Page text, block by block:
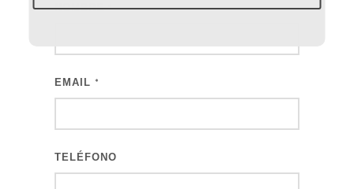
NOMBRE*
EMAIL *
TELÉFONO